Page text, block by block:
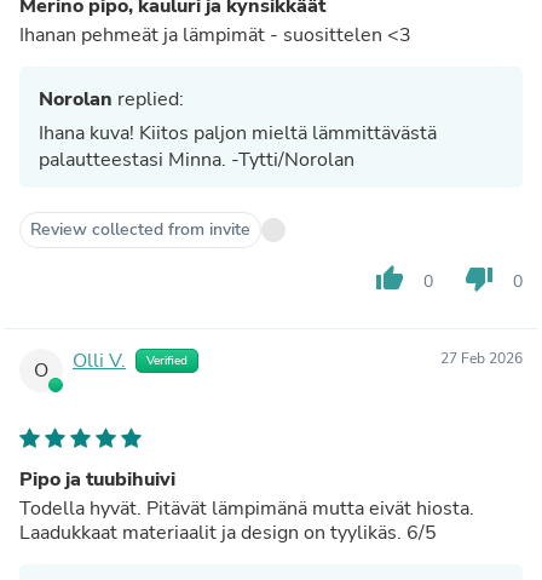
Merino pipo, kauluri ja kynsikkäät
Ihanan pehmeät ja lämpimät - suosittelen <3
Norolan replied:
Ihana kuva! Kiitos paljon mieltä lämmittävästä
palautteestasi Minna. -Tytti/Norolan
Review collected from invite
thumb_up 0 thumb_down 0
O Olli V. Verified 27 Feb 2026
Pipo ja tuubihuivi
Todella hyvät. Pitävät lämpimänä mutta eivät hiosta.
Laadukkaat materiaalit ja design on tyylikäs. 6/5